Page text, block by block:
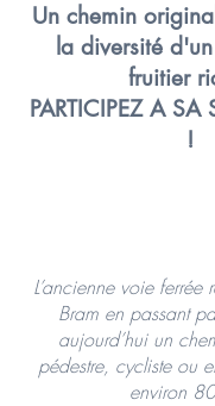
Un chemin
la diversité
fruitier
PARTICIPEZ A SA
!
L’ancienne voie ferrée
Bram en passant
aujourd’hui un
pédestre, cycliste ou
environ